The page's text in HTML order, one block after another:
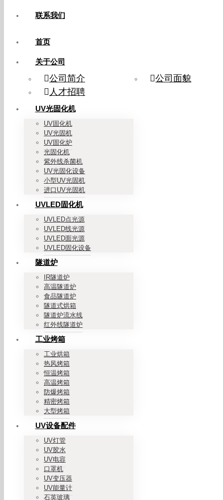
联系我们
首页
关于公司
公司简介
公司面貌
人才招聘
UV光固化机
UV固化机
UV光固机
UV固化炉
光固化机
紫外线杀菌机
UV光固化设备
小型UV光固机
进口UV光固机
UVLED固化机
UVLED点光源
UVLED线光源
UVLED面光源
UVLED固化设备
隧道炉
IR隧道炉
高温隧道炉
食品隧道炉
隧道式烘箱
隧道炉流水线
红外线隧道炉
工业烤箱
工业烘箱
热风烤箱
恒温烤箱
高温烤箱
防爆烤箱
精密烤箱
大型烤箱
UV设备配件
UV灯管
UV胶水
UV电容
口罩机
UV变压器
UV能量计
石英玻璃